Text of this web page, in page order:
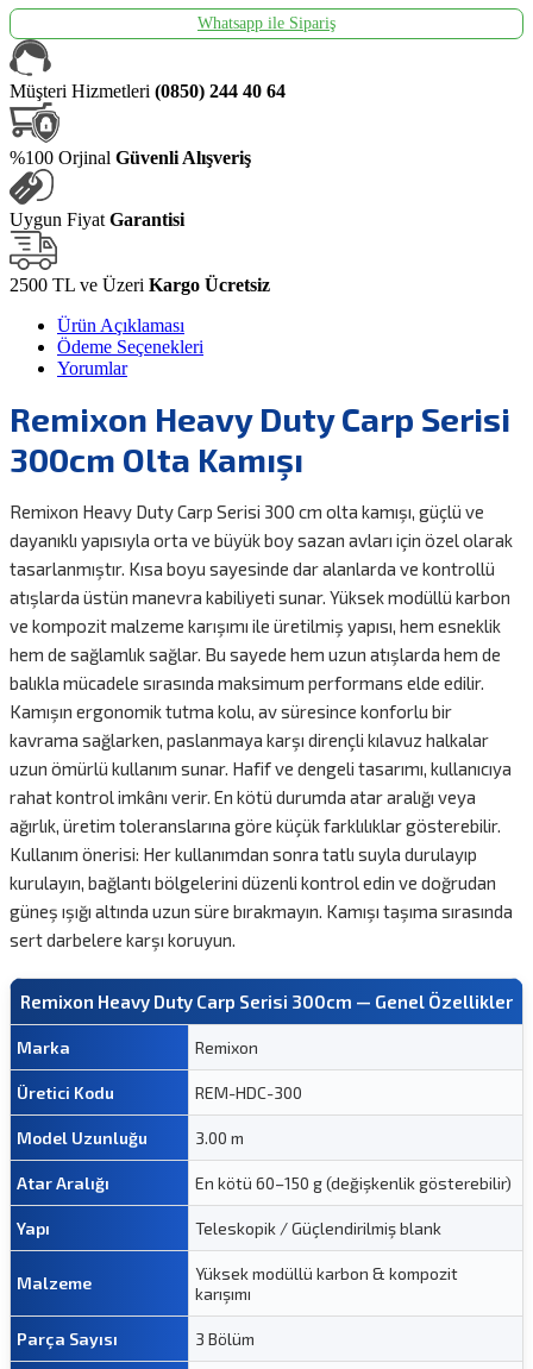
Whatsapp ile Sipariş
Müşteri Hizmetleri (0850) 244 40 64
%100 Orjinal Güvenli Alışveriş
Uygun Fiyat Garantisi
2500 TL ve Üzeri Kargo Ücretsiz
Ürün Açıklaması
Ödeme Seçenekleri
Yorumlar
Remixon Heavy Duty Carp Serisi
300cm Olta Kamışı
Remixon Heavy Duty Carp Serisi 300 cm olta kamışı, güçlü ve
dayanıklı yapısıyla orta ve büyük boy sazan avları için özel olarak
tasarlanmıştır. Kısa boyu sayesinde dar alanlarda ve kontrollü
atışlarda üstün manevra kabiliyeti sunar. Yüksek modüllü karbon
ve kompozit malzeme karışımı ile üretilmiş yapısı, hem esneklik
hem de sağlamlık sağlar. Bu sayede hem uzun atışlarda hem de
balıkla mücadele sırasında maksimum performans elde edilir.
Kamışın ergonomik tutma kolu, av süresince konforlu bir
kavrama sağlarken, paslanmaya karşı dirençli kılavuz halkalar
uzun ömürlü kullanım sunar. Hafif ve dengeli tasarımı, kullanıcıya
rahat kontrol imkânı verir. En kötü durumda atar aralığı veya
ağırlık, üretim toleranslarına göre küçük farklılıklar gösterebilir.
Kullanım önerisi: Her kullanımdan sonra tatlı suyla durulayıp
kurulayın, bağlantı bölgelerini düzenli kontrol edin ve doğrudan
güneş ışığı altında uzun süre bırakmayın. Kamışı taşıma sırasında
sert darbelere karşı koruyun.
Remixon Heavy Duty Carp Serisi 300cm — Genel Özellikler
Marka Remixon
Üretici Kodu REM-HDC-300
Model Uzunluğu 3.00 m
Atar Aralığı En kötü 60–150 g (değişkenlik gösterebilir)
Yapı Teleskopik / Güçlendirilmiş blank
Malzeme
Yüksek modüllü karbon & kompozit
karışımı
Parça Sayısı 3 Bölüm